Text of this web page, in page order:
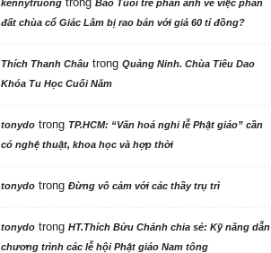
kennytruong
Báo Tuổi trẻ phản ảnh về việc phần
đất chùa cổ Giác Lâm bị rao bán với giá 60 tỉ đồng?
Thích Thanh Châutrong Quảng Ninh. Chùa Tiêu Dao
Khóa Tu Học Cuối Năm
tonydotrong TP.HCM: “Văn hoá nghi lễ Phật giáo” cần
có nghệ thuật, khoa học và hợp thời
tonydotrong Đừng vô cảm với các thầy trụ trì
tonydotrong HT.Thích Bửu Chánh chia sẻ: Kỹ năng dẫn
chương trình các lễ hội Phật giáo Nam tông